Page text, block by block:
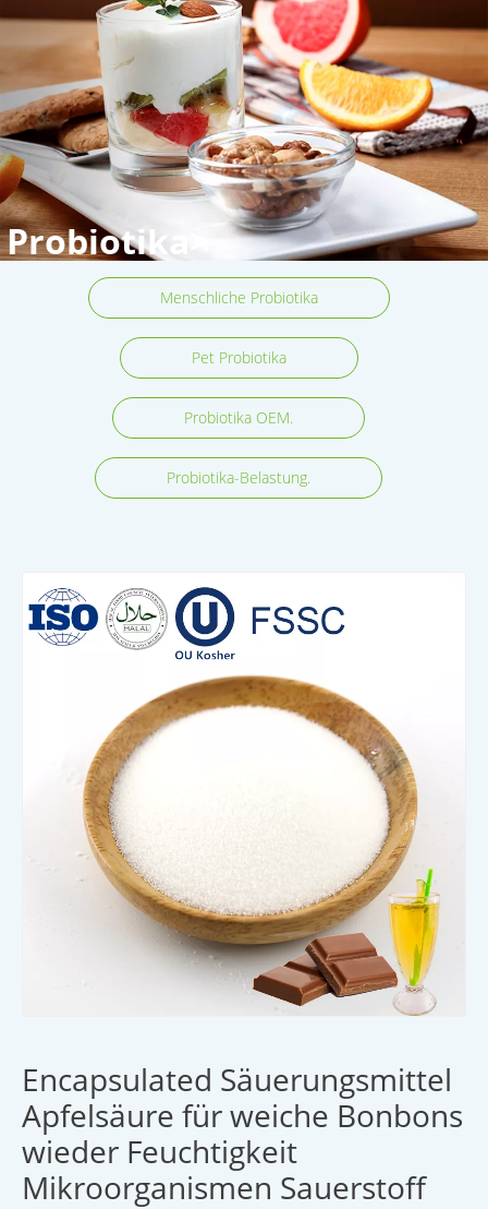
Probiotika>
Menschliche Probiotika
Pet Probiotika
Probiotika OEM.
Probiotika-Belastung.
Encapsulated Säuerungsmittel
Apfelsäure für weiche Bonbons
wieder Feuchtigkeit
Mikroorganismen Sauerstoff